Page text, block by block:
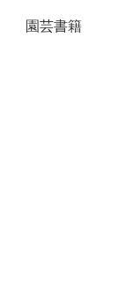
園芸書籍